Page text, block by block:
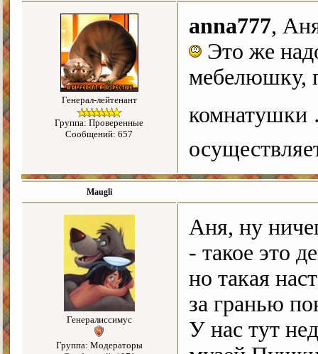
Генерал-лейтенант
Группа: Проверенные
Сообщений: 657
anna777,
Это же
мебелюшку,
Maugli
Генералиссимус
Группа: Модераторы
Аня, ну
- такое это
но такая
за гранью
У нас тут